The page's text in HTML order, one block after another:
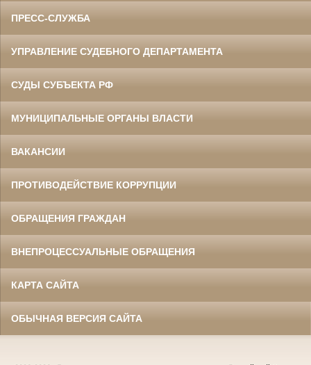
ПРЕСС-СЛУЖБА
УПРАВЛЕНИЕ СУДЕБНОГО ДЕПАРТАМЕНТА
СУДЫ СУБЪЕКТА РФ
МУНИЦИПАЛЬНЫЕ ОРГАНЫ ВЛАСТИ
ВАКАНСИИ
ПРОТИВОДЕЙСТВИЕ КОРРУПЦИИ
ОБРАЩЕНИЯ ГРАЖДАН
ВНЕПРОЦЕССУАЛЬНЫЕ ОБРАЩЕНИЯ
КАРТА САЙТА
ОБЫЧНАЯ ВЕРСИЯ САЙТА